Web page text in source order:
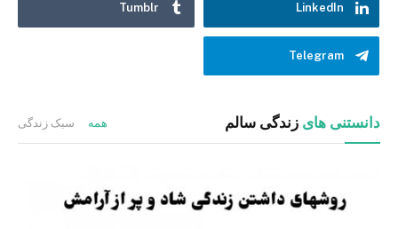
LinkedIn
Tumblr
Telegram
دانستنی های زندگی سالم همه سبک زندگی